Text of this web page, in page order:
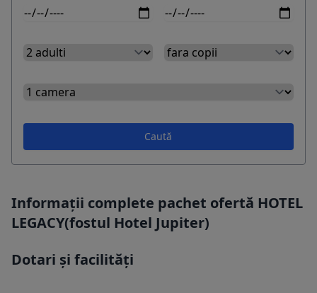
Caută
Informații complete pachet ofertă HOTEL
LEGACY(fostul Hotel Jupiter)
Dotari și facilități